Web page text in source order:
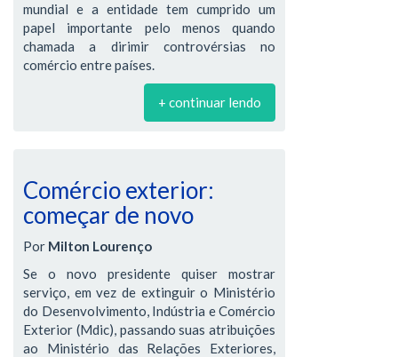
mundial e a entidade tem cumprido um
papel importante pelo menos quando
chamada a dirimir controvérsias no
comércio entre países.
+ continuar lendo
Comércio exterior:
começar de novo
Por Milton Lourenço
Se o novo presidente quiser mostrar
serviço, em vez de extinguir o Ministério
do Desenvolvimento, Indústria e Comércio
Exterior (Mdic), passando suas atribuições
ao Ministério das Relações Exteriores,